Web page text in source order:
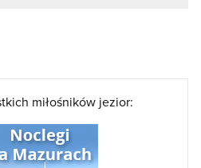
miłośników jezior: